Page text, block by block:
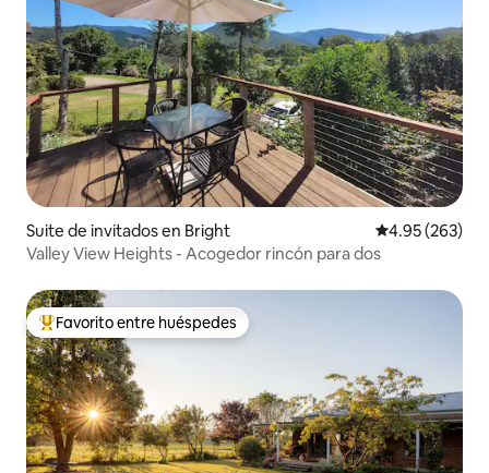
Suite de invitados en Bright Calificación
4.95 (263)
Valley View Heights - Acogedor rincón para dos
Favorito entre huéspedes preferido
Favorito entre huéspedes